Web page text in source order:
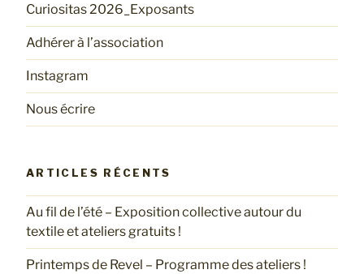
Curiositas 2026_Exposants
Adhérer à l’association
Instagram
Nous écrire
ARTICLES RÉCENTS
Au fil de l’été – Exposition collective autour du
textile et ateliers gratuits !
Printemps de Revel – Programme des ateliers !